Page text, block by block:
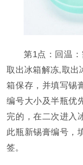
第1点：回温
取出冰箱解冻,取出
箱保存，并填写锡
编号大小及半瓶优
完的，在二次进入
此瓶新锡膏编号，
签。